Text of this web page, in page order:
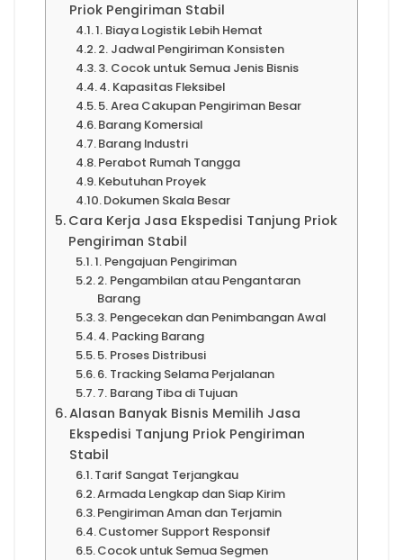
Priok Pengiriman Stabil
1. Biaya Logistik Lebih Hemat
2. Jadwal Pengiriman Konsisten
3. Cocok untuk Semua Jenis Bisnis
4. Kapasitas Fleksibel
5. Area Cakupan Pengiriman Besar
Barang Komersial
Barang Industri
Perabot Rumah Tangga
Kebutuhan Proyek
Dokumen Skala Besar
Cara Kerja Jasa Ekspedisi Tanjung Priok
Pengiriman Stabil
1. Pengajuan Pengiriman
2. Pengambilan atau Pengantaran
Barang
3. Pengecekan dan Penimbangan Awal
4. Packing Barang
5. Proses Distribusi
6. Tracking Selama Perjalanan
7. Barang Tiba di Tujuan
Alasan Banyak Bisnis Memilih Jasa
Ekspedisi Tanjung Priok Pengiriman
Stabil
Tarif Sangat Terjangkau
Armada Lengkap dan Siap Kirim
Pengiriman Aman dan Terjamin
Customer Support Responsif
Cocok untuk Semua Segmen